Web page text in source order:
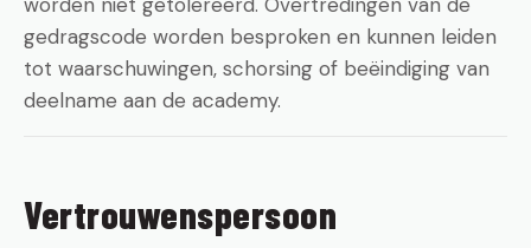
gedragscode worden besproken en kunnen leiden
tot waarschuwingen, schorsing of beëindiging van
deelname aan de academy.
Vertrouwenspersoon